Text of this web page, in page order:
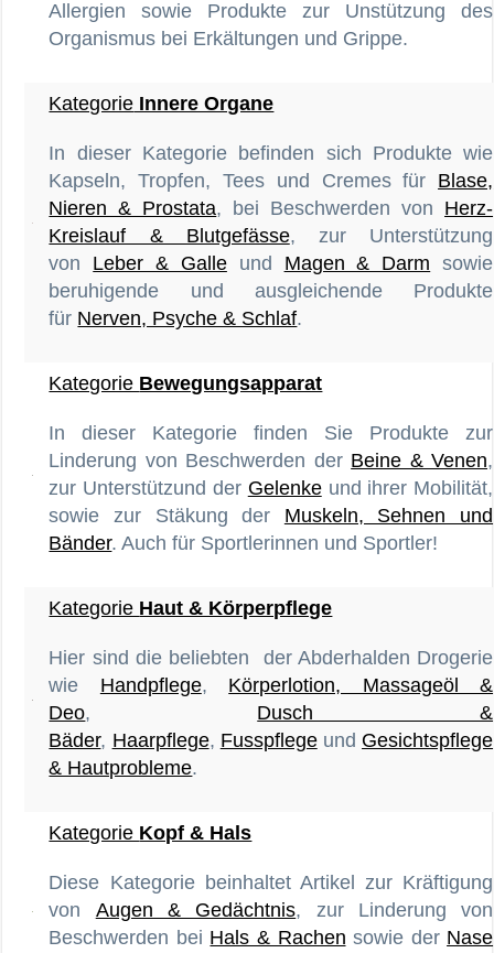
Allergien sowie Produkte zur Unstützung des
Organismus bei Erkältungen und Grippe.
Kategorie Innere Organe
In dieser Kategorie befinden sich Produkte wie
Kapseln, Tropfen, Tees und Cremes für Blase,
Nieren & Prostata, bei Beschwerden von Herz-
Kreislauf & Blutgefässe, zur Unterstützung
von Leber & Galleund Magen & Darm sowie
beruhigende und ausgleichende Produkte
für Nerven, Psyche & Schlaf.
Kategorie Bewegungsapparat
In dieser Kategorie finden Sie Produkte zur
Linderung von Beschwerden der Beine & Venen,
zur Unterstützund der Gelenkeund ihrer Mobilität,
sowie zur Stäkung der Muskeln, Sehnen und
Bänder. Auch für Sportlerinnen und Sportler!
Kategorie Haut & Körperpflege
Hier sind die beliebten der Abderhalden Drogerie
wie Handpflege, Körperlotion, Massageöl &
Deo, Dusch &
Bäder, Haarpflege, Fusspflegeund Gesichtspflege
& Hautprobleme.
Kategorie Kopf & Hals
Diese Kategorie beinhaltet Artikel zur Kräftigung
von Augen & Gedächtnis, zur Linderung von
Beschwerden bei Hals & Rachen sowie der Nase